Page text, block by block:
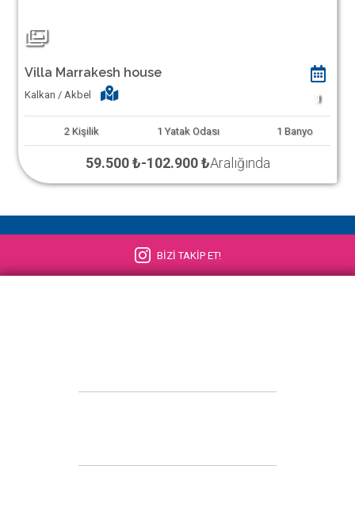
Villa Marrakesh house
Kalkan / Akbel 1
2 Kişilik 1 Yatak Odası 1 Banyo
59.500 ₺-102.900 ₺Aralığında
BİZİ TAKİP ET!